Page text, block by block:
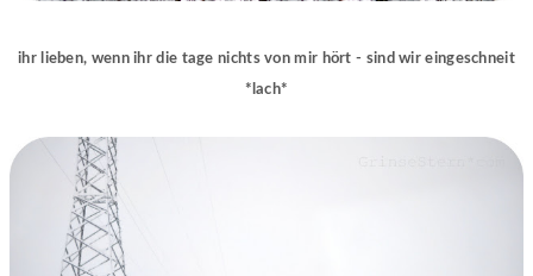
ihr lieben, wenn ihr die tage nichts von mir hört - sind wir eingeschneit
*lach*